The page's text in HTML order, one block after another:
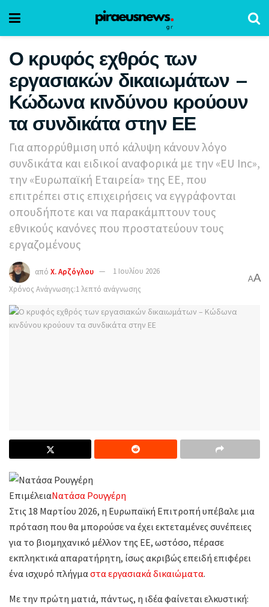
Ο κρυφός εχθρός των
εργασιακών δικαιωμάτων –
Κώδωνα κινδύνου κρούουν
τα συνδικάτα στην ΕΕ
Για απορρύθμιση υπό κάλυψη κάνουν λόγο
συνδικάτα και ειδικοί αναφορικά με την «EU Inc»,
την «Ευρωπαϊκή Εταιρεία» της ΕΕ, που
επιτρέπει στις επιχειρήσεις να εγγράφονται
οπουδήποτε και να παρακάμπτουν τους
εθνικούς κανόνες που προστατεύουν τους
εργαζομένους
από Χ. Αρζόγλου
1 Ιουλίου 2026
Χρόνος Ανάγνωσης:1 λεπτό ανάγνωσης
AA
ΕπιμέλειαΝατάσα Ρουγγέρη
Στις 18 Μαρτίου 2026, η Ευρωπαϊκή Επιτροπή υπέβαλε μια
πρόταση που θα μπορούσε να έχει εκτεταμένες συνέπειες
για το βιομηχανικό μέλλον της ΕΕ, ωστόσο, πέρασε
εκπληκτικά απαρατήρητη, ίσως ακριβώς επειδή επιφέρει
ένα ισχυρό πλήγμα στα εργασιακά δικαιώματα.
Με την πρώτη ματιά, πάντως, η ιδέα φαίνεται ελκυστική: